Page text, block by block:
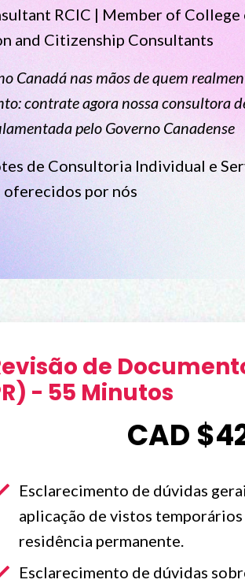
RCIC | Member of College
and Citizenship Consultants
Canadá nas mãos de quem
contrate agora nossa consultora
pelo Governo Canadense
de Consultoria Individual e
oferecidos por nós
de
- 55 Minutos
CAD
Esclarecimento de dúvidas
aplicação de vistos temporários
residência permanente.
Esclarecimento de dúvidas